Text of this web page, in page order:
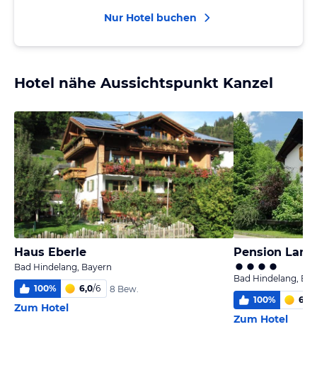
Nur Hotel buchen
Hotel nähe Aussichtspunkt Kanzel
Haus Eberle
Bad Hindelang, Bayern
100% 6,0/6 8 Bew.
Zum Hotel
Pension
Bad Hindelang,
100% 6,0
Zum Hotel